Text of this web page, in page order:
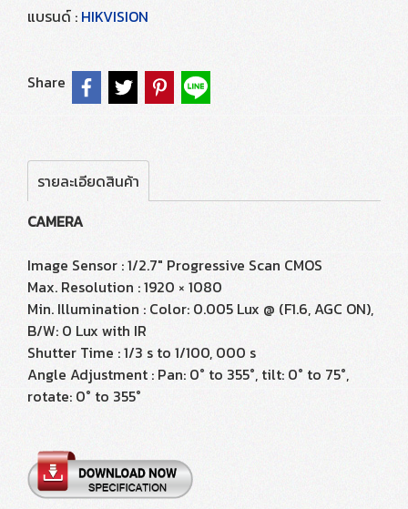
แบรนด์ : HIKVISION
Share
รายละเอียดสินค้า
CAMERA
Image Sensor : 1/2.7" Progressive Scan CMOS
Max. Resolution : 1920 × 1080
Min. Illumination : Color: 0.005 Lux @ (F1.6, AGC ON),
B/W: 0 Lux with IR
Shutter Time : 1/3 s to 1/100, 000 s
Angle Adjustment : Pan: 0° to 355°, tilt: 0° to 75°,
rotate: 0° to 355°